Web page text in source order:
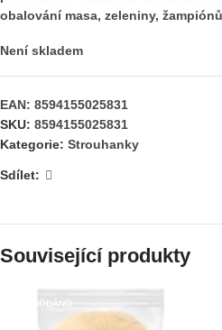
obalování masa, zeleniny,
Není skladem
EAN: 8594155025831
SKU: 8594155025831
Kategorie: Strouhanky
Sdílet:
Související produkty
VYPRODÁNO